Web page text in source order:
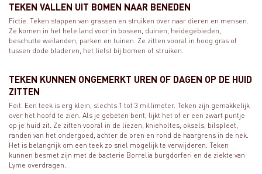
TEKEN VALLEN UIT BOMEN NAAR BENEDEN
Fictie. Teken stappen van grassen en struiken over naar dieren en mensen.
Ze komen in het hele land voor in bossen, duinen, heidegebieden,
beschutte weilanden, parken en tuinen. Ze zitten vooral in hoog gras of
tussen dode bladeren, het liefst bij bomen of struiken.
TEKEN KUNNEN ONGEMERKT UREN OF DAGEN OP DE HUID
ZITTEN
Feit. Een teek is erg klein, slechts 1 tot 3 millimeter. Teken zijn gemakkelijk
over het hoofd te zien. Als je gebeten bent, lijkt het of er een zwart puntje
op je huid zit. Ze zitten vooral in de liezen, knieholtes, oksels, bilspleet,
randen van het ondergoed, achter de oren en rond de haargrens in de nek.
Het is belangrijk om een teek zo snel mogelijk te verwijderen. Teken
kunnen besmet zijn met de bacterie Borrelia burgdorferi en de ziekte van
Lyme overdragen.